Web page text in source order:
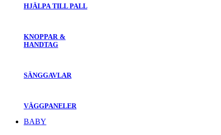
HJÄLPA TILL PALL
KNOPPAR &
HANDTAG
SÄNGGAVLAR
VÄGGPANELER
BABY